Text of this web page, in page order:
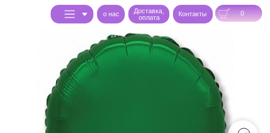
0
Доставка,
оплата
Контакты
o нас